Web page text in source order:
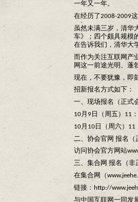
一年又一年。
在经历了2008-2009
虽然未满三岁，清华
车》；四个颇具规模
在告诉我们，清华大
而作为关注互联网产
网这一前途光明、蓬
现在，不要犹豫，即
招新报名方式如下：
一、现场报名（正式
10月9日（周五）11
10月10日（周六）11
二、协会官网 报名（
访问协会官方网站
三、集合网 报名（非
在集合网（
链接：http://
与中国互联网一同发